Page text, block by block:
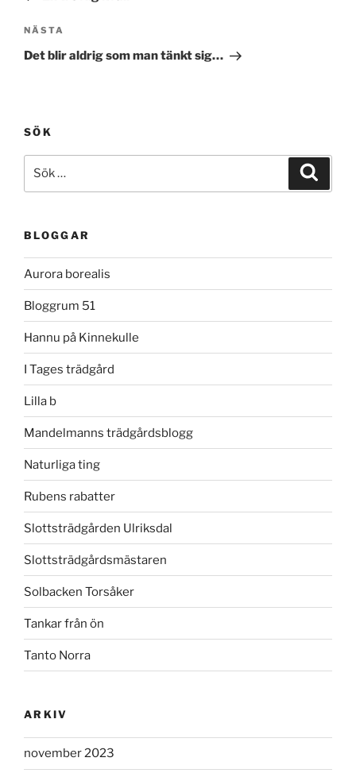
Nästa
inlägg
NÄSTA
Det blir aldrig som man tänkt sig…
SÖK
efter:
BLOGGAR
Aurora borealis
Bloggrum 51
Hannu på Kinnekulle
I Tages trädgård
Lilla b
Mandelmanns trädgårdsblogg
Naturliga ting
Rubens rabatter
Slottsträdgården Ulriksdal
Slottsträdgårdsmästaren
Solbacken Torsåker
Tankar från ön
Tanto Norra
ARKIV
november 2023